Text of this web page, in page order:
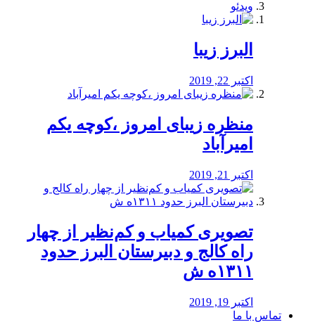
ویدئو
البرز زیبا
اکتبر 22, 2019
منظره‌‌ زیبای امروز ،کوچه یکم
امیرآباد
اکتبر 21, 2019
️تصویری کمیاب و کم‌نظیر از چهار
راه كالج و دبيرستان البرز حدود
۱۳۱۱ه ش
اکتبر 19, 2019
تماس با ما